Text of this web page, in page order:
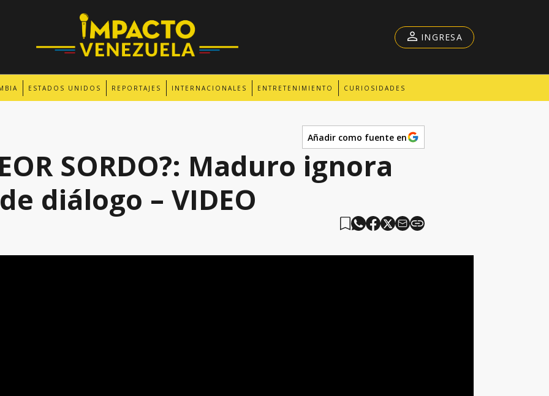
ESTADOS UNIDOS REPORTAJES INTERNACIONALES ENTRETENIMIENTO CURIOSIDADES
INGRESA
Añadir como fuente en
SORDO?: Maduro ignora
diálogo – VIDEO